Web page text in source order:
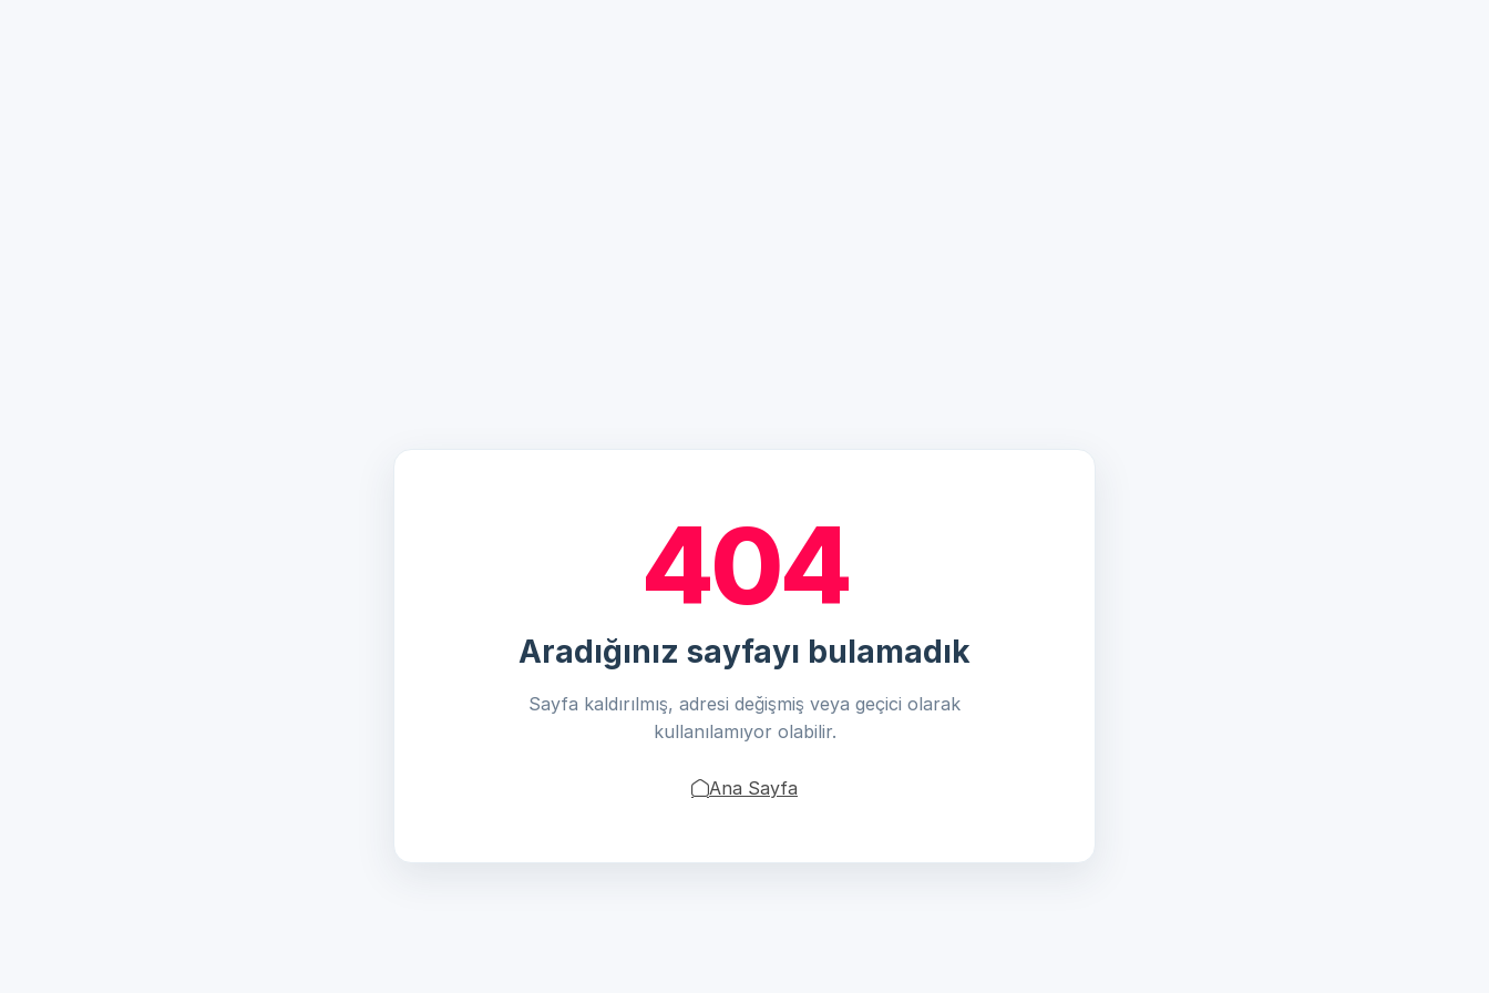
404
Aradığınız sayfayı bulamadık
Sayfa kaldırılmış, adresi değişmiş veya geçici olarak
kullanılamıyor olabilir.
Ana Sayfa